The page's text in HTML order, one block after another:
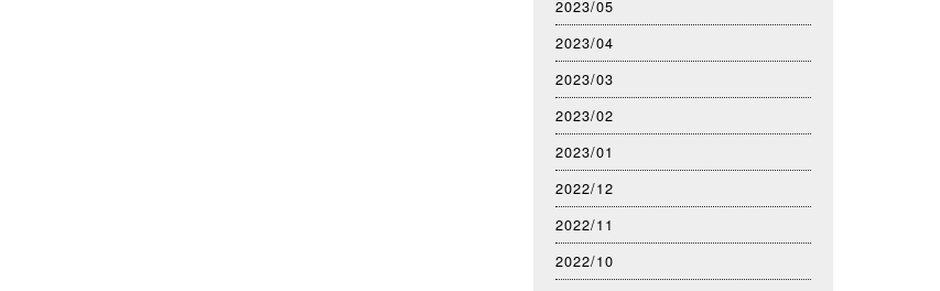
2023/05
2023/04
2023/03
2023/02
2023/01
2022/12
2022/11
2022/10